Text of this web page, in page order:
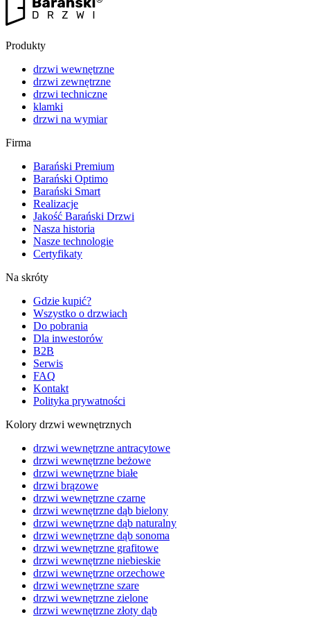
Produkty
drzwi wewnętrzne
drzwi zewnętrzne
drzwi techniczne
klamki
drzwi na wymiar
Firma
Barański Premium
Barański Optimo
Barański Smart
Realizacje
Jakość Barański Drzwi
Nasza historia
Nasze technologie
Certyfikaty
Na skróty
Gdzie kupić?
Wszystko o drzwiach
Do pobrania
Dla inwestorów
B2B
Serwis
FAQ
Kontakt
Polityka prywatności
Kolory drzwi wewnętrznych
drzwi wewnętrzne antracytowe
drzwi wewnętrzne beżowe
drzwi wewnętrzne białe
drzwi brązowe
drzwi wewnętrzne czarne
drzwi wewnętrzne dąb bielony
drzwi wewnętrzne dąb naturalny
drzwi wewnętrzne dąb sonoma
drzwi wewnętrzne grafitowe
drzwi wewnętrzne niebieskie
drzwi wewnętrzne orzechowe
drzwi wewnętrzne szare
drzwi wewnętrzne zielone
drzwi wewnętrzne złoty dąb